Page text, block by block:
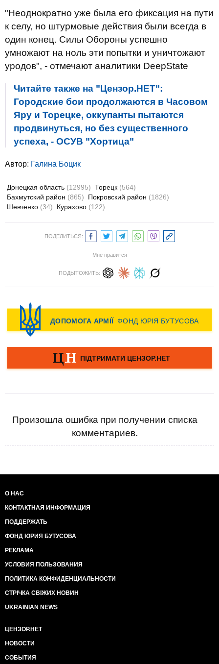
"Неоднократно уже была его фиксация на пути
к селу, но штурмовые действия были всегда в
один конец. Силы Обороны успешно
умножают на ноль эти попытки и уничтожают
уродов", - отмечают аналитики DeepState
Читайте также на "Цензор.НЕТ":
Городские бои продолжаются в Часовом
Яру и Торецке, оккупанты пытаются
продвинуться, но без существенного
успеха, - ОСУВ "Хортица"
Автор: Галина Боцик
Донецкая область (12995) Торецк (564)
Бахмутский район (865) Покровский район (1826)
Шевченко (34) Курахово (122)
ПОДЕЛИТЬСЯ:
Мне нравится
ПОДЫТОЖИТЬ:
Произошла ошибка при получении списка
комментариев.
О НАС
КОНТАКТНАЯ ИНФОРМАЦИЯ
ПОДДЕРЖАТЬ
ФОНД ЮРИЯ БУТУСОВА
РЕКЛАМА
УСЛОВИЯ ПОЛЬЗОВАНИЯ
ПОЛИТИКА КОНФИДЕНЦИАЛЬНОСТИ
СТРІЧКА СВІЖИХ НОВИН
UKRAINIAN NEWS
ЦЕНЗОР.НЕТ
НОВОСТИ
СОБЫТИЯ